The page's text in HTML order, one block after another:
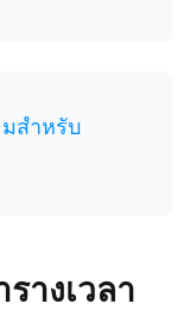
สำหรับ
างเวลา